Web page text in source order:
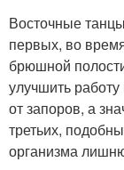
Восточные
первых, во
брюшной
улучшить
от запоров, а
третьих,
организма